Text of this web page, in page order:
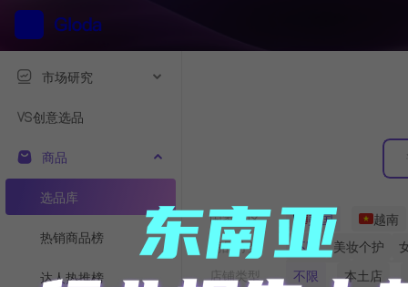
市场研究
创意选品
商品
选品库
热销商品榜
达人热推榜
国家地区 美国
越南
商品分类
不限 美妆个护
食品饮料
家电
店铺类型 不限
本土店